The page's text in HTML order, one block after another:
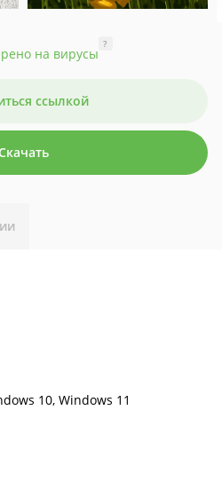
на вирусы
?
ссылкой
10, Windows 11